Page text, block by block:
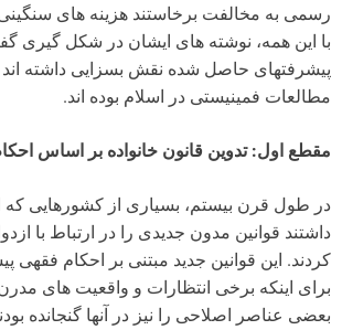
رسمی به مخالفت برخاستند هزینه های
با این همه، نوشته های ایشان در شکل گیری
پیشرفتهای حاصل شده نقش بسزایی داشته
مطالعات فمینیستی در اسلام بوده اند.
مقطع اول: تدوین قانون خانواده بر اساس
در طول قرن بیستم، بسیاری از کشورهایی که
داشتند قوانین مدون جدیدی را در ارتباط با
کردند. این قوانین جدید مبتنی بر احکام فقهی
برای اینکه برخی انتظارات و واقعیت های